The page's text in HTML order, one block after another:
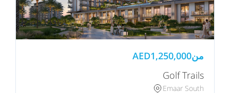
من AED1,250,000
Golf Trails
Emaar South